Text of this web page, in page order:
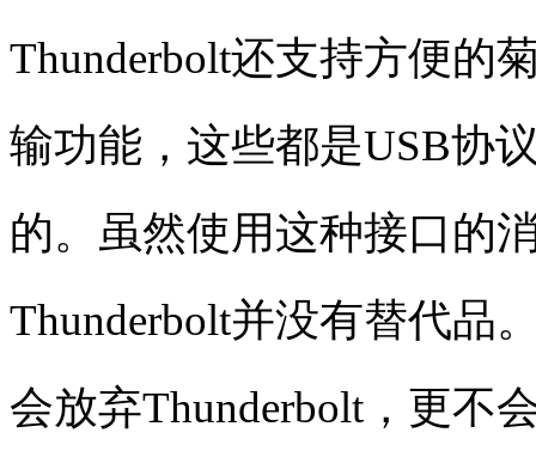
Thunderbolt还支持方便的
输功能，这些都是USB协
的。虽然使用这种接口的
Thunderbolt并没有替代品
会放弃Thunderbolt，更不